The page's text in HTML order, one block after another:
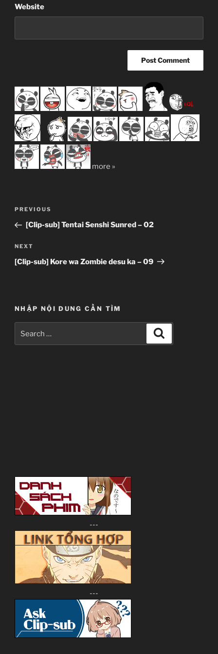
Website
more »
Previous
Post
PREVIOUS
[Clip-sub] Tentai Senshi Sunred – 02
Next
Post
NEXT
[Clip-sub] Kore wa Zombie desu ka – 09
NHẬP NỘI DUNG CẦN TÌM
---
---